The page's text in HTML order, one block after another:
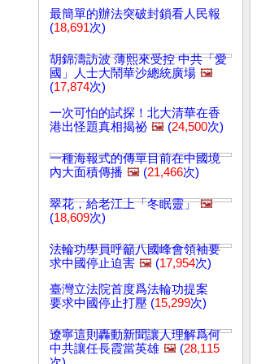
最簡單的辦法突破封鎖看人民報
(18,691次)
胡錦濤訪波 薄熙來受控 中共「愛
國」人士大鬧華沙總統廣場 🖼️
(17,874次)
一次可怕的試探！北大清華在香
港出怪題真相揭祕 🖼️ (24,500次)
一種海報式的傳單目前在中國境
內大面積傳播 🖼️ (21,466次)
翠花，給老江上「冬眠靈」 🖼️
(18,609次)
法輪功學員呼籲八國峰會領袖要
求中國停止迫害 🖼️ (17,954次)
臺灣立法院首度爲法輪功提案
要求中國停止打壓 (15,299次)
遼寧這則轟動新聞讓人理解爲何
中共讓任長霞當英雄 🖼️ (28,115